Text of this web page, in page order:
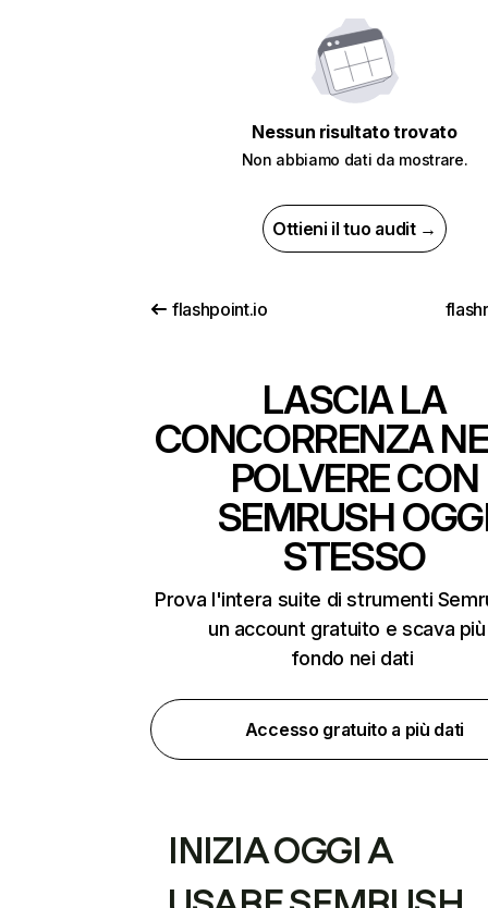
Nessun risultato trovato
Non abbiamo dati da mostrare.
Ottieni il tuo audit →
flashpoint.io
LASCIA LA
CONCORRENZA
POLVERE CON
SEMRUSH
STESSO
Prova l'intera suite di strumenti
un account gratuito e scava
fondo nei dati
Accesso gratuito a più dati
INIZIA OGGI A